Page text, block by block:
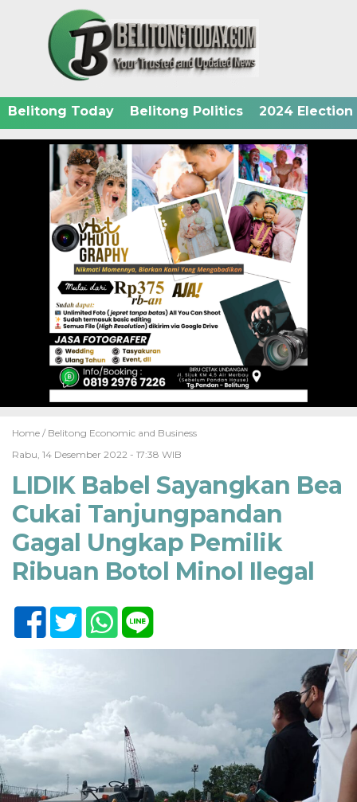
Belitong Today Belitong Politics 2024 Election
Home / Belitong Economic and Business
Rabu, 14 Desember 2022 - 17:38 WIB
LIDIK Babel Sayangkan Bea
Cukai Tanjungpandan
Gagal Ungkap Pemilik
Ribuan Botol Minol Ilegal